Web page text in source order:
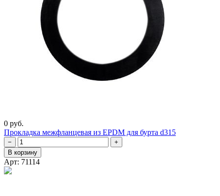
0 руб.
Прокладка межфланцевая из EPDM для бурта d315
−
+
В корзину
Арт: 71114